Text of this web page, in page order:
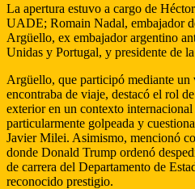
La apertura estuvo a cargo de
UADE; Romain Nadal, embajador
Argüello, ex embajador argentino
Unidas y Portugal, y presidente de
Argüello, que participó mediante un
encontraba de viaje, destacó el rol
exterior en un contexto
particularmente golpeada y
Javier Milei. Asimismo, mencionó
donde Donald Trump ordenó
de carrera del Departamento de
reconocido prestigio.